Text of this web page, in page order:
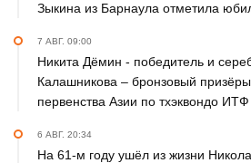
Зыкина из Барнаула отметила
7 АВГ. 09:00
Никита Дёмин - победитель и
Калашникова – бронзовый
первенства Азии по тхэквондо ИТФ
6 АВГ. 20:34
На 61-м году ушёл из жизни